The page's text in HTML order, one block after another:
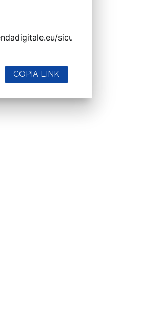
COPIA LINK